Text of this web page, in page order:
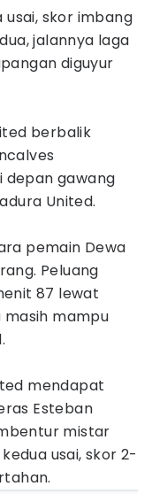
skor imbang
jalannya laga
diguyur
berbalik
depan gawang
United.
pemain Dewa
Peluang
87 lewat
masih mampu
mendapat
Esteban
mistar
usai, skor 2-